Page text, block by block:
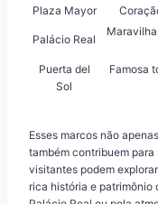
Plaza Mayor
Palácio Real
Puerta del
Sol
Famosa
Esses marcos não
também contribuem
visitantes podem
rica história e patrimônio